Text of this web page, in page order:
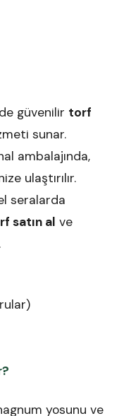
güvenilir torf
sunar.
ambalajında,
ulaştırılır.
seralarda
satın al ve
yosunu ve